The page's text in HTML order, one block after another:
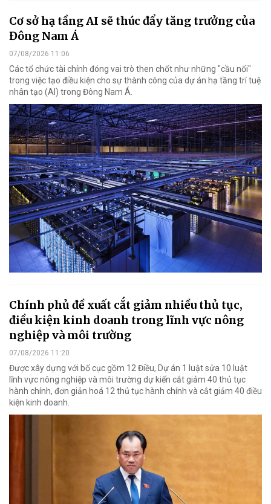
Cơ sở hạ tầng AI sẽ thúc đẩy tăng trưởng của
Đông Nam Á
07/08/2026 11:06
Các tổ chức tài chính đóng vai trò then chốt như những "cầu nối"
trong việc tạo điều kiện cho sự thành công của dự án hạ tầng trí tuệ
nhân tạo (AI) trong Đông Nam Á.
Chính phủ đề xuất cắt giảm nhiều thủ tục,
điều kiện kinh doanh trong lĩnh vực nông
nghiệp và môi trường
07/08/2026 11:20
Được xây dựng với bố cục gồm 12 Điều, Dự án 1 luật sửa 10 luật
lĩnh vực nông nghiệp và môi trường dự kiến cắt giảm 40 thủ tục
hành chính, đơn giản hoá 12 thủ tục hành chính và cắt giảm 40 điều
kiện kinh doanh.